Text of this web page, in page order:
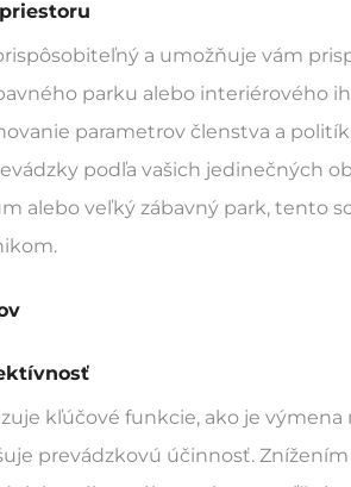
a umožňuje vám
parku alebo interiérového
parametrov členstva a
podľa vašich jedinečných
alebo veľký zábavný park, tento
kľúčové funkcie, ako je výmena
prevádzkovú účinnosť.